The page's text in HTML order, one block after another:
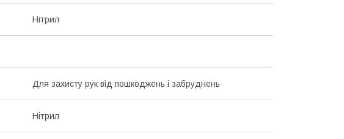
Нітрил
Для захисту рук від пошкоджень і забруднень
Нітрил